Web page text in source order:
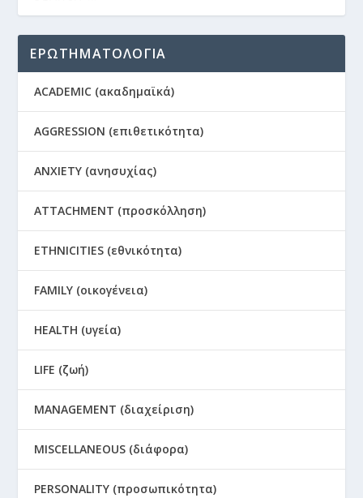
ΕΡΩΤΗΜΑΤΟΛΟΓΙΑ
ACADEMIC (ακαδημαϊκά)
AGGRESSION (επιθετικότητα)
ANXIETY (ανησυχίας)
ATTACHMENT (προσκόλληση)
ETHNICITIES (εθνικότητα)
FAMILY (οικογένεια)
HEALTH (υγεία)
LIFE (ζωή)
MANAGEMENT (διαχείριση)
MISCELLANEOUS (διάφορα)
PERSONALITY (προσωπικότητα)